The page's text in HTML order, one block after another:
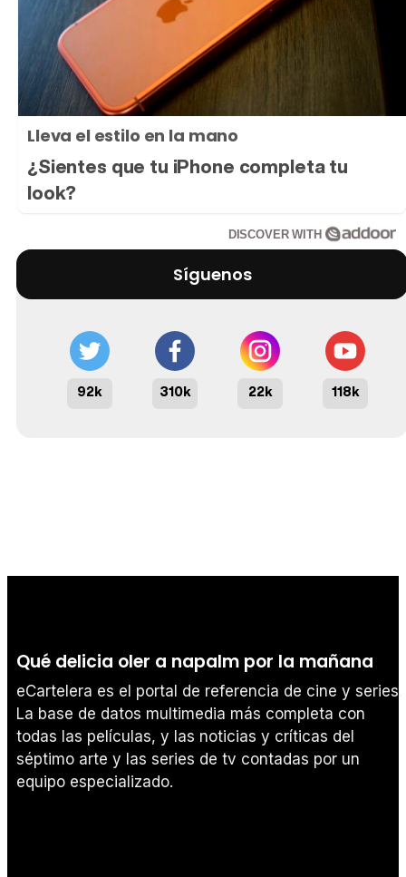
Lleva el estilo en la mano
¿Sientes que tu iPhone completa tu
look?
DISCOVER WITH
Síguenos
92k 310k 22k 118k
Qué delicia oler a napalm por la mañana
eCartelera es el portal de referencia de cine y series.
La base de datos multimedia más completa con
todas las películas, y las noticias y críticas del
séptimo arte y las series de tv contadas por un
equipo especializado.